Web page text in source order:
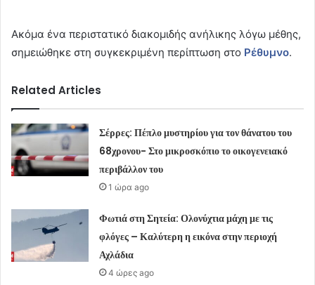
Ακόμα ένα περιστατικό διακομιδής ανήλικης λόγω μέθης,
σημειώθηκε στη συγκεκριμένη περίπτωση στο Ρέθυμνο.
Related Articles
Σέρρες: Πέπλο μυστηρίου για τον θάνατου του
68χρονου- Στο μικροσκόπιο το οικογενειακό
περιβάλλον του
1 ώρα ago
Φωτιά στη Σητεία: Ολονύχτια μάχη με τις
φλόγες – Καλύτερη η εικόνα στην περιοχή
Αχλάδια
4 ώρες ago